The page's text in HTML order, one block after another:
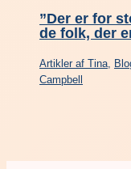
”Der er for
de folk, der
Artikler af Tina
Campbell